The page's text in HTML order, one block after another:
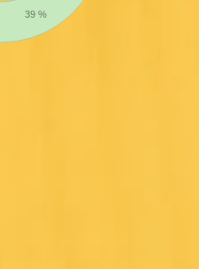
39 %